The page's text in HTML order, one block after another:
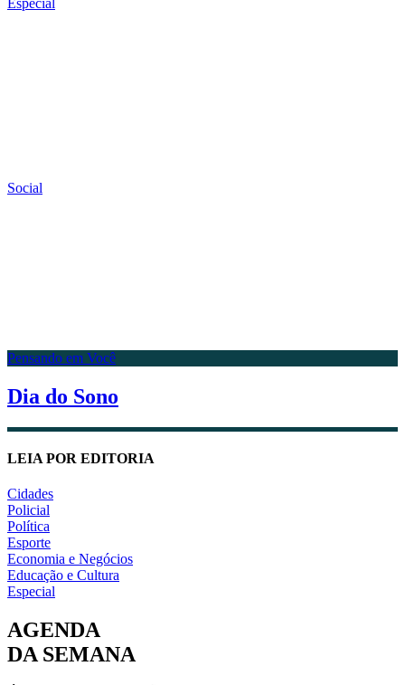
Social
Pensando em Você
Dia do Sono
LEIA POR EDITORIA
Cidades
Policial
Política
Esporte
Economia e Negócios
Educação e Cultura
Especial
AGENDA
DA SEMANA